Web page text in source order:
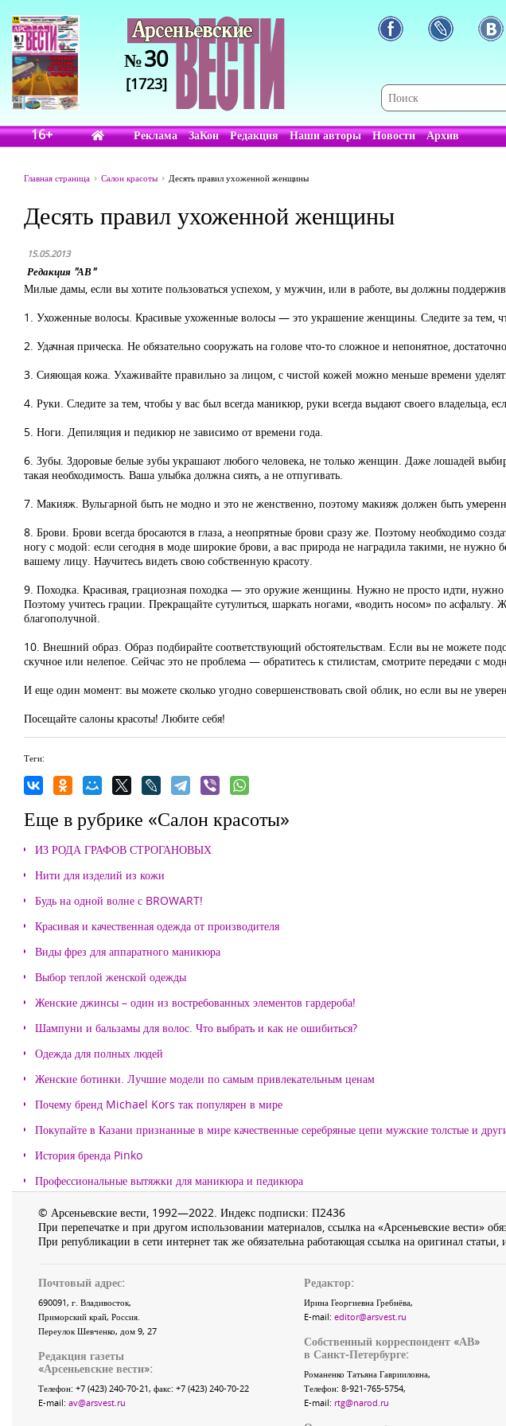
№30
[1723]
16+ Реклама ЗаКон Редакция Наши авторы Новости Архив
Главная страница Салон красоты Десять правил ухоженной женщины
Десять правил ухоженной женщины
15.05.2013
Редакция "АВ"
Милые дамы, если вы хотите пользоваться успехом, у мужчин, или в работе, вы должны
1. Ухоженные волосы. Красивые ухоженные волосы — это украшение женщины. Следите за тем,
2. Удачная прическа. Не обязательно сооружать на голове что-то сложное и непонятное,
3. Сияющая кожа. Ухаживайте правильно за лицом, с чистой кожей можно меньше времени
4. Руки. Следите за тем, чтобы у вас был всегда маникюр, руки всегда выдают своего владельца,
5. Ноги. Депиляция и педикюр не зависимо от времени года.
6. Зубы. Здоровые белые зубы украшают любого человека, не только женщин. Даже лошадей
такая необходимость. Ваша улыбка должна сиять, а не отпугивать.
7. Макияж. Вульгарной быть не модно и это не женственно, поэтому макияж должен быть
8. Брови. Брови всегда бросаются в глаза, а неопрятные брови сразу же. Поэтому необходимо
ногу с модой: если сегодня в моде широкие брови, а вас природа не наградила такими, не нужно
вашему лицу. Научитесь видеть свою собственную красоту.
9. Походка. Красивая, грациозная походка — это оружие женщины. Нужно не просто идти,
Поэтому учитесь грации. Прекращайте сутулиться, шаркать ногами, «водить носом» по
благополучной.
10. Внешний образ. Образ подбирайте соответствующий обстоятельствам. Если вы не можете
скучное или нелепое. Сейчас это не проблема — обратитесь к стилистам, смотрите передачи с
И еще один момент: вы можете сколько угодно совершенствовать свой облик, но если вы не
Посещайте салоны красоты! Любите себя!
Теги:
Еще в рубрике «Салон красоты»
ИЗ РОДА ГРАФОВ СТРОГАНОВЫХ
Нити для изделий из кожи
Будь на одной волне с BROWART!
Красивая и качественная одежда от производителя
Виды фрез для аппаратного маникюра
Выбор теплой женской одежды
Женские джинсы – один из востребованных элементов гардероба!
Шампуни и бальзамы для волос. Что выбрать и как не ошибиться?
Одежда для полных людей
Женские ботинки. Лучшие модели по самым привлекательным ценам
Почему бренд Michael Kors так популярен в мире
Покупайте в Казани признанные в мире качественные серебряные цепи мужские толстые и
История бренда Pinko
Профессиональные вытяжки для маникюра и педикюра
© Арсеньевские вести, 1992—2022. Индекс подписки: П2436
При перепечатке и при другом использовании материалов, ссылка на «Арсеньевские вести»
При републикации в сети интернет так же обязательна работающая ссылка на оригинал статьи,
Почтовый адрес:
690091, г. Владивосток,
Приморский край, Россия.
Переулок Шевченко, дом 9, 27
Редакция газеты
«Арсеньевские вести»:
Телефон: +7 (423) 240-70-21, факс: +7 (423) 240-70-22
E-mail: av@arsvest.ru
Редактор:
Ирина Георгиевна Гребнёва,
E-mail: editor@arsvest.ru
Собственный корреспондент «АВ»
в Санкт-Петербурге:
Романенко Татьяна Гаврииловна,
Телефон: 8-921-765-5754,
E-mail: rtg@narod.ru